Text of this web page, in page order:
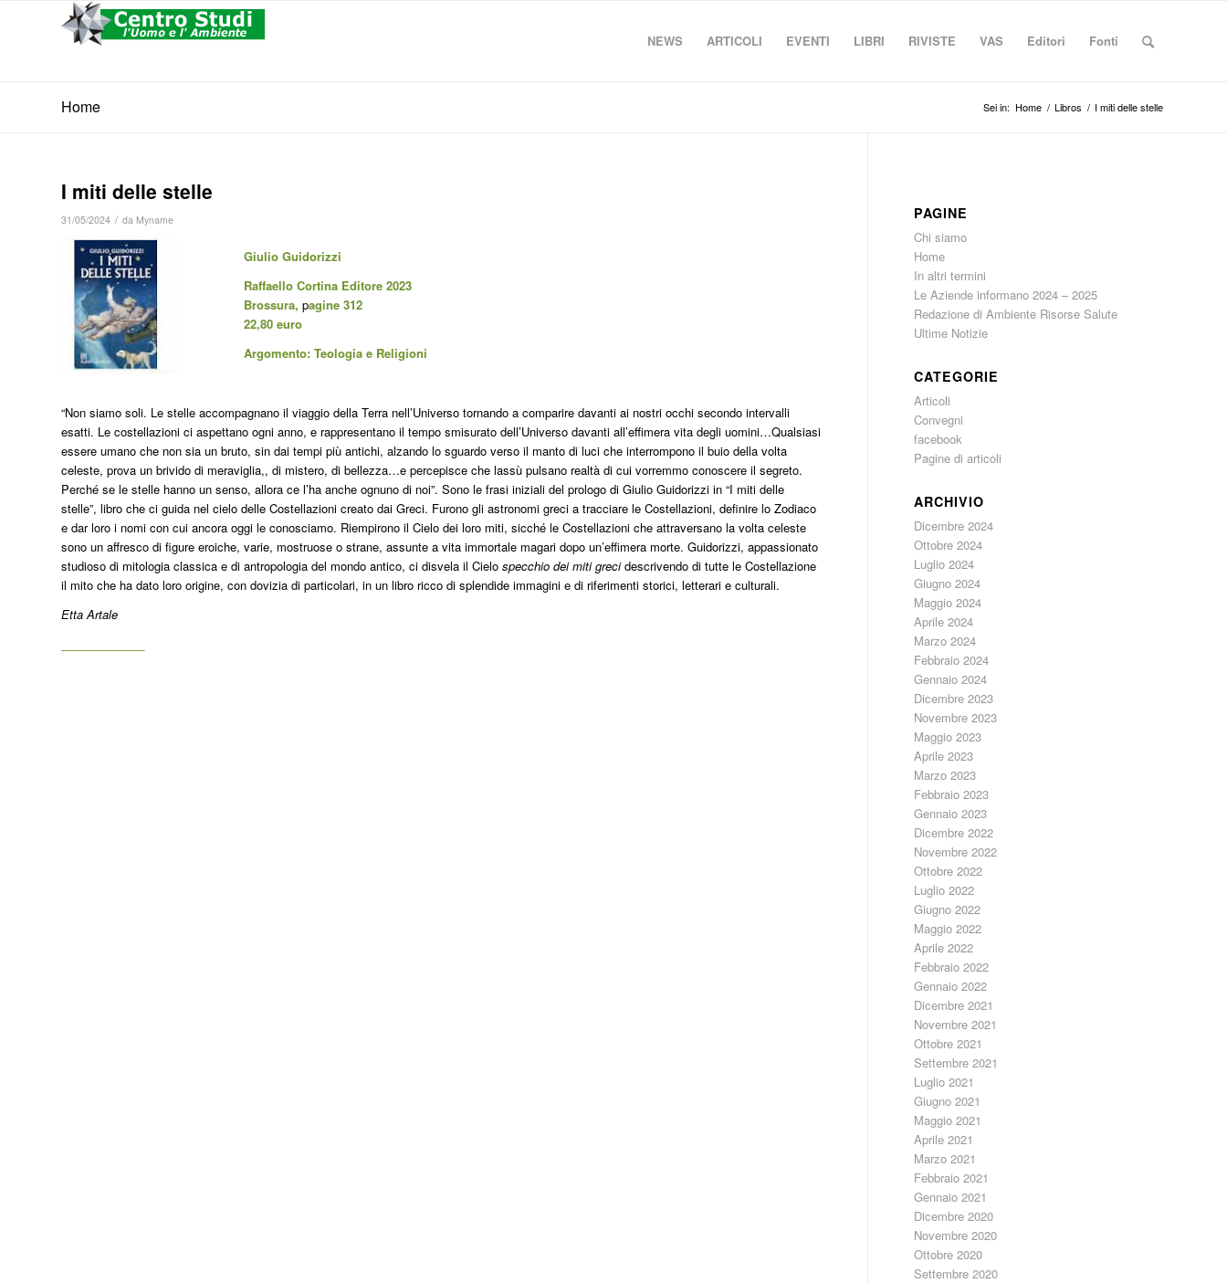
NEWS ARTICOLI EVENTI LIBRI RIVISTE VAS Editori Fonti
Home Sei in: Home / Libros / I miti delle stelle
I miti delle stelle
31/05/2024 / da Myname
Giulio Guidorizzi
Raffaello Cortina Editore 2023
Brossura, pagine 312
22,80 euro
Argomento: Teologia e Religioni
“Non siamo soli. Le stelle accompagnano il viaggio della Terra nell’Universo tornando a comparire davanti ai nostri occhi secondo intervalli
esatti. Le costellazioni ci aspettano ogni anno, e rappresentano il tempo smisurato dell’Universo davanti all’effimera vita degli uomini…Qualsiasi
essere umano che non sia un bruto, sin dai tempi più antichi, alzando lo sguardo verso il manto di luci che interrompono il buio della volta
celeste, prova un brivido di meraviglia,, di mistero, di bellezza…e percepisce che lassù pulsano realtà di cui vorremmo conoscere il segreto.
Perché se le stelle hanno un senso, allora ce l’ha anche ognuno di noi”. Sono le frasi iniziali del prologo di Giulio Guidorizzi in “I miti delle
stelle”, libro che ci guida nel cielo delle Costellazioni creato dai Greci. Furono gli astronomi greci a tracciare le Costellazioni, definire lo Zodiaco
e dar loro i nomi con cui ancora oggi le conosciamo. Riempirono il Cielo dei loro miti, sicché le Costellazioni che attraversano la volta celeste
sono un affresco di figure eroiche, varie, mostruose o strane, assunte a vita immortale magari dopo un’effimera morte. Guidorizzi, appassionato
studioso di mitologia classica e di antropologia del mondo antico, ci disvela il Cielo specchio dei miti grecidescrivendo di tutte le Costellazione
il mito che ha dato loro origine, con dovizia di particolari, in un libro ricco di splendide immagini e di riferimenti storici, letterari e culturali.
Etta Artale
PAGINE
Chi siamo
Home
In altri termini
Le Aziende informano 2024 – 2025
Redazione di Ambiente Risorse Salute
Ultime Notizie
CATEGORIE
Articoli
Convegni
facebook
Pagine di articoli
ARCHIVIO
Dicembre 2024
Ottobre 2024
Luglio 2024
Giugno 2024
Maggio 2024
Aprile 2024
Marzo 2024
Febbraio 2024
Gennaio 2024
Dicembre 2023
Novembre 2023
Maggio 2023
Aprile 2023
Marzo 2023
Febbraio 2023
Gennaio 2023
Dicembre 2022
Novembre 2022
Ottobre 2022
Luglio 2022
Giugno 2022
Maggio 2022
Aprile 2022
Febbraio 2022
Gennaio 2022
Dicembre 2021
Novembre 2021
Ottobre 2021
Settembre 2021
Luglio 2021
Giugno 2021
Maggio 2021
Aprile 2021
Marzo 2021
Febbraio 2021
Gennaio 2021
Dicembre 2020
Novembre 2020
Ottobre 2020
Settembre 2020